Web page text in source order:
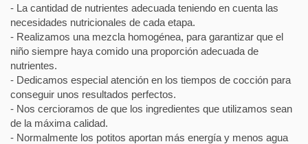
- La cantidad de nutrientes adecuada teniendo en cuenta las
necesidades nutricionales de cada etapa.
- Realizamos una mezcla homogénea, para garantizar que el
niño siempre haya comido una proporción adecuada de
nutrientes.
- Dedicamos especial atención en los tiempos de cocción para
conseguir unos resultados perfectos.
- Nos cercioramos de que los ingredientes que utilizamos sean
de la máxima calidad.
- Normalmente los potitos aportan más energía y menos agua